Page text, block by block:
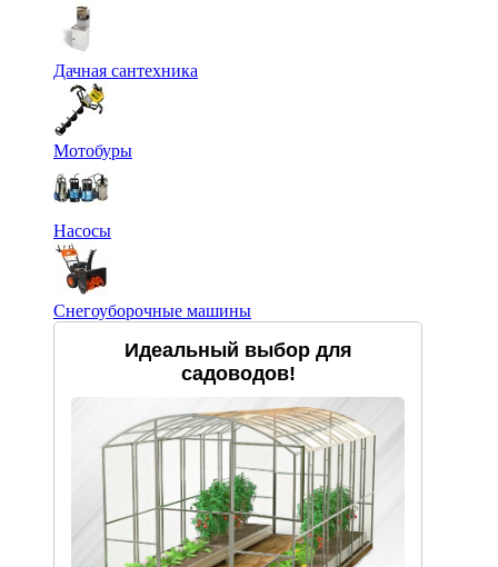
Дачная сантехника
Мотобуры
Насосы
Снегоуборочные машины
Идеальный выбор для
садоводов!